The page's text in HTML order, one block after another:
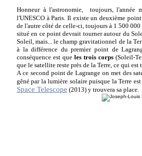
Honneur à l'astronomie, toujours, l'année
l'UNESCO à Paris. Il existe un deuxième
de l'autre côté de celle-ci, toujours à 1 500
situé en ce point devrait tourner autour du
Soleil, mais... le champ gravitationnel de la
à la différence du premier point de
conséquence est queles trois corps (Soleil-
que le satellite reste près de la Terre, ce qui est
A ce second point de Lagrange on met des
gêné par la lumière solaire puisque la Terre
Space Telescope (2013) y trouvera sa place.